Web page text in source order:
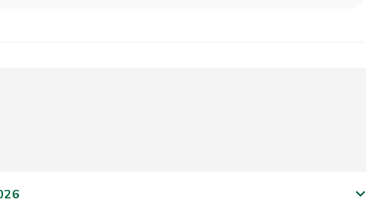
keyboard_arrow_down